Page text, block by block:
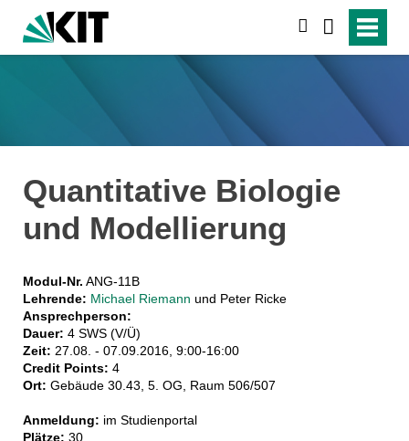
Quantitative Biologie
und Modellierung
Modul-Nr. ANG-11B
Lehrende: Michael Riemann und Peter Ricke
Ansprechperson:
Dauer: 4 SWS (V/Ü)
Zeit: 27.08. - 07.09.2016, 9:00-16:00
Credit Points: 4
Ort: Gebäude 30.43, 5. OG, Raum 506/507
Anmeldung: im Studienportal
Plätze: 30